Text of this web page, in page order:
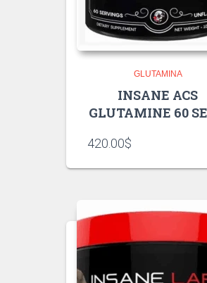
GLUTAMINA
INSANE ACS
GLUTAMINE 60
420.00$